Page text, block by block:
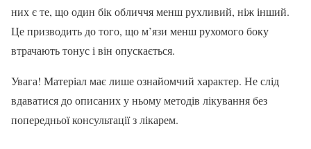
них є те, що один бік обличчя менш рухливий, ніж інший.
Це призводить до того, що м’язи менш рухомого боку
втрачають тонус і він опускається.
Увага! Матеріал має лише ознайомчий характер. Не слід
вдаватися до описаних у ньому методів лікування без
попередньої консультації з лікарем.